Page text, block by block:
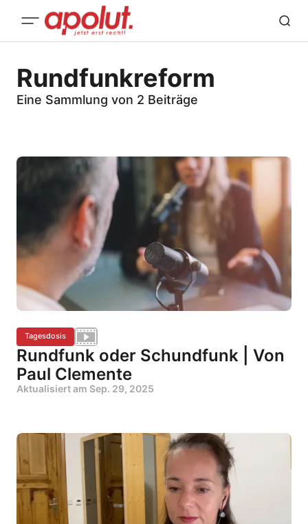
Rundfunkreform
Eine Sammlung von 2 Beiträge
Tagesdosis
Rundfunk oder Schundfunk | Von
Paul Clemente
Aktualisiert am Sep. 29, 2025